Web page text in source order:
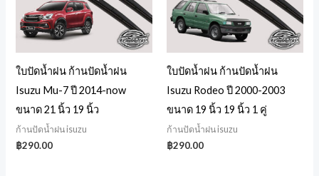
ใบปัดน้ำฝน ก้านปัดน้ำฝน
Isuzu Mu-7 ปี 2014-now
ขนาด 21 นิ้ว 19 นิ้ว
ก้านปัดน้ำฝน isuzu
฿290.00
ใบปัดน้ำฝน ก้านปัดน้ำฝน
Isuzu Rodeo ปี 2000-2003
ขนาด 19 นิ้ว 19 นิ้ว 1 คู่
ก้านปัดน้ำฝน isuzu
฿290.00